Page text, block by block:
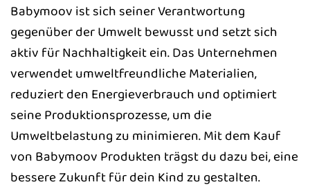
Babymoov ist sich seiner Verantwortung
gegenüber der Umwelt bewusst und setzt sich
aktiv für Nachhaltigkeit ein. Das Unternehmen
verwendet umweltfreundliche Materialien,
reduziert den Energieverbrauch und optimiert
seine Produktionsprozesse, um die
Umweltbelastung zu minimieren. Mit dem Kauf
von Babymoov Produkten trägst du dazu bei, eine
bessere Zukunft für dein Kind zu gestalten.